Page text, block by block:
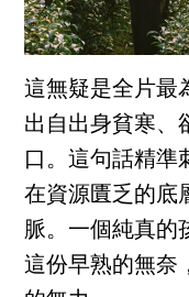
這無疑是全片最
出自出身貧寒、
口。這句話精準
在資源匱乏的底
脈。一個純真的
這份早熟的無奈